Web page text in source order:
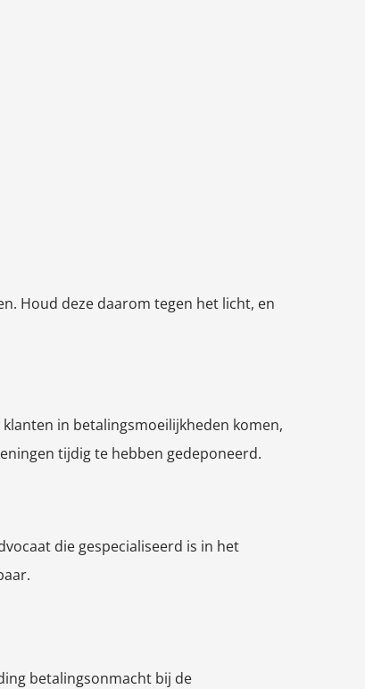
Houd deze daarom tegen het licht, en
in betalingsmoeilijkheden komen,
tijdig te hebben gedeponeerd.
die gespecialiseerd is in het
betalingsonmacht bij de